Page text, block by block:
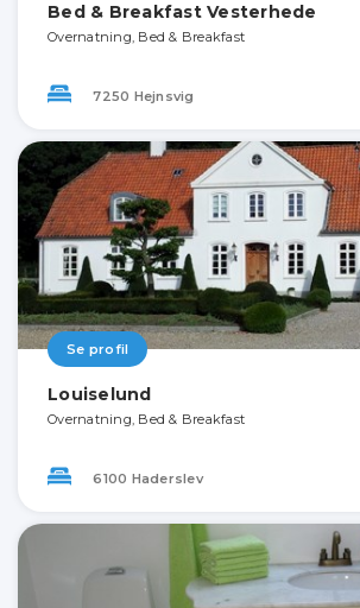
Bed & Breakfast Vesterhede
Overnatning, Bed & Breakfast
7250 Hejnsvig
Se profil
Louiselund
Overnatning, Bed & Breakfast
6100 Haderslev